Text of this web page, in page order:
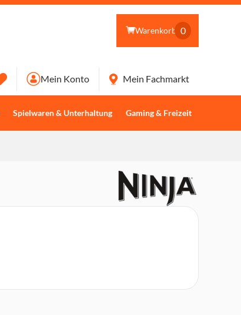
Warenkorb 0
Spielwaren & Unterhaltung Gaming & Freizeit
Mein Konto Mein Fachmarkt